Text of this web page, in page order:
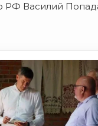
РФ Василий